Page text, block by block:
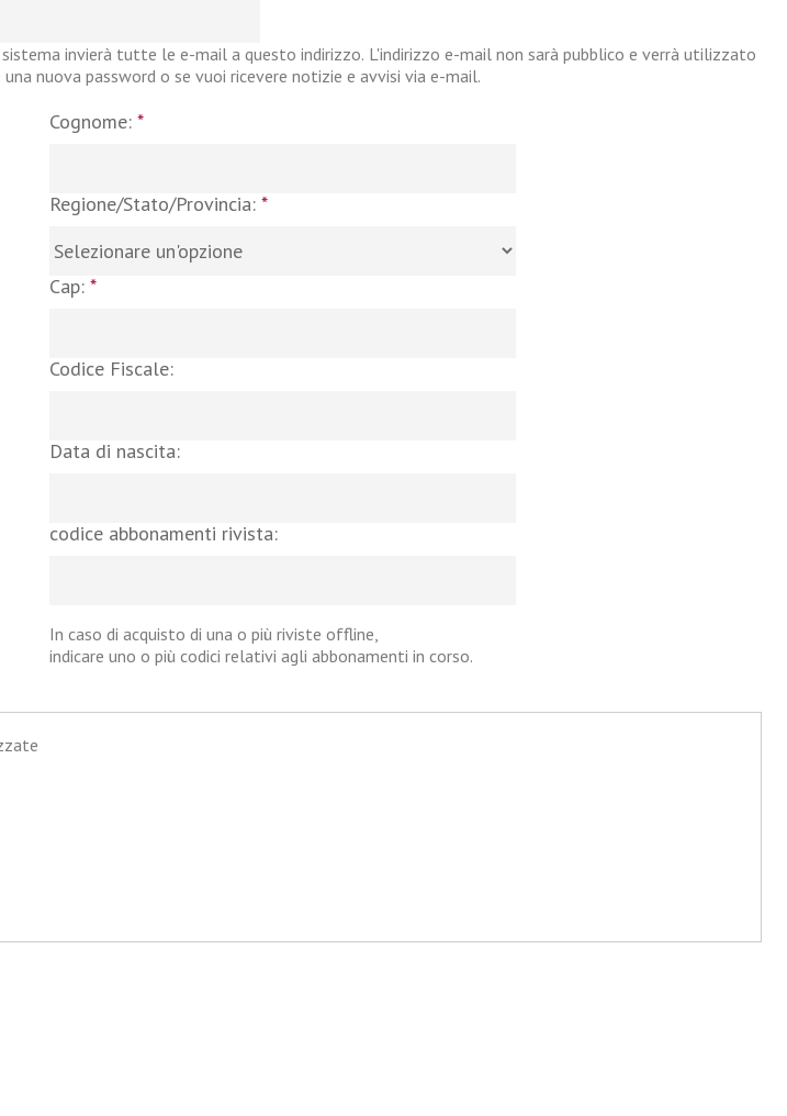
invierà tutte le e-mail a questo indirizzo. L'indirizzo e-mail non sarà pubblico e verrà utilizzato
nuova password o se vuoi ricevere notizie e avvisi via e-mail.
Cognome: *
Regione/Stato/Provincia: *
Cap: *
Codice Fiscale:
Data di nascita:
codice abbonamenti rivista:
In caso di acquisto di una o più riviste offline,
indicare uno o più codici relativi agli abbonamenti in corso.